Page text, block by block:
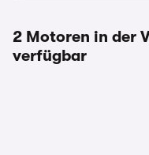
2 Motoren in der
verfügbar